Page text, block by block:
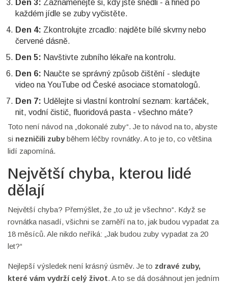
Den 3: Zaznamenejte si, kdy jste snědli - a hned po
každém jídle se zuby vyčistěte.
Den 4: Zkontrolujte zrcadlo: najděte bílé skvrny nebo
červené dásně.
Den 5: Navštivte zubního lékaře na kontrolu.
Den 6: Naučte se správný způsob čištění - sledujte
video na YouTube od České asociace stomatologů.
Den 7: Udělejte si vlastní kontrolní seznam: kartáček,
nit, vodní čistič, fluoridová pasta - všechno máte?
Toto není návod na „dokonalé zuby“. Je to návod na to, abyste
si nezničili zubyběhem léčby rovnátky. A to je to, co většina
lidí zapomíná.
Největší chyba, kterou lidé
dělají
Největší chyba? Přemýšlet, že „to už je všechno“. Když se
rovnátka nasadí, všichni se zaměří na to, jak budou vypadat za
18 měsíců. Ale nikdo neříká: „Jak budou zuby vypadat za 20
let?“
Nejlepší výsledek není krásný úsměv. Je to zdravé zuby,
které vám vydrží celý život. A to se dá dosáhnout jen jedním